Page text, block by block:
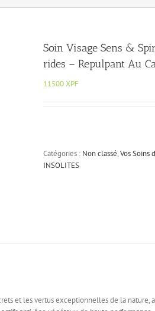
Soin Visage Sens &
rides – Repulpant Au
11500XPF
Catégories : Non classé,Vos Soins
INSOLITES
et les vertus exceptionnelles de la nature,